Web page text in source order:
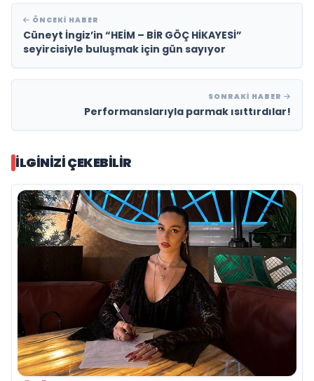
ÖNCEKI HABER
Cüneyt İngiz’in “HEİM – BİR GÖÇ HİKAYESİ”
seyircisiyle buluşmak için gün sayıyor
SONRAKI HABER
Performanslarıyla parmak ısıttırdılar!
İLGINIZI ÇEKEBILIR